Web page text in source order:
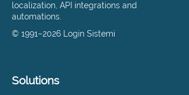
localization, API integrations and
automations.
© 1991–2026 Login Sistemi
Solutions